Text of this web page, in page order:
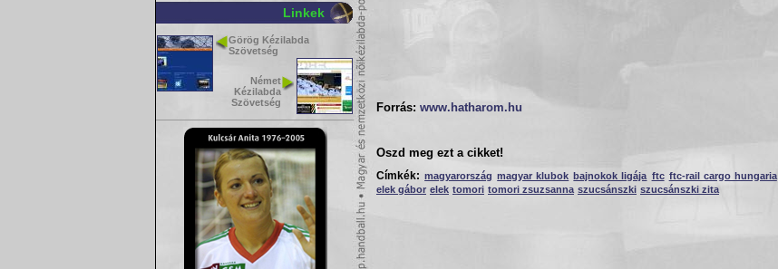
Linkek
Görög Kézilabda
Szövetség
Német
Kézilabda
Szövetség
Forrás: www.hatharom.hu
Oszd meg ezt a cikket!
Címkék: magyarország magyar klubok bajnokok ligája ftc ftc-rail cargo hungaria
elek gábor elek tomori tomori zsuzsanna szucsánszki szucsánszki zita